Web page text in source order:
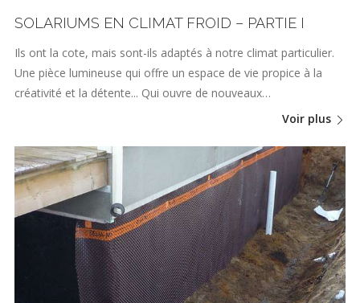
SOLARIUMS EN CLIMAT FROID – PARTIE I
Ils ont la cote, mais sont-ils adaptés à notre climat particulier.
Une pièce lumineuse qui offre un espace de vie propice à la
créativité et la détente... Qui ouvre de nouveaux…
Voir plus